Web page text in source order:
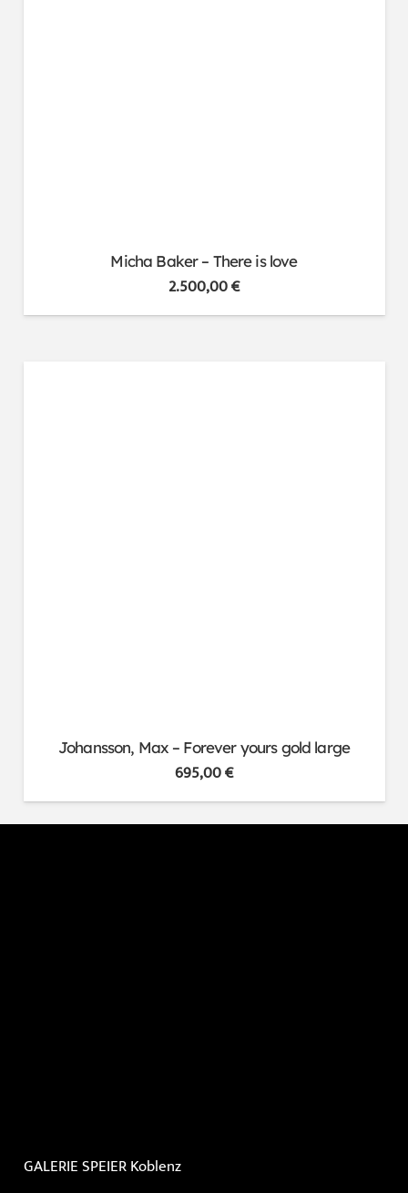
Micha Baker – There is love
2.500,00€
Johansson, Max – Forever yours gold large
695,00€
GALERIE SPEIERKoblenz